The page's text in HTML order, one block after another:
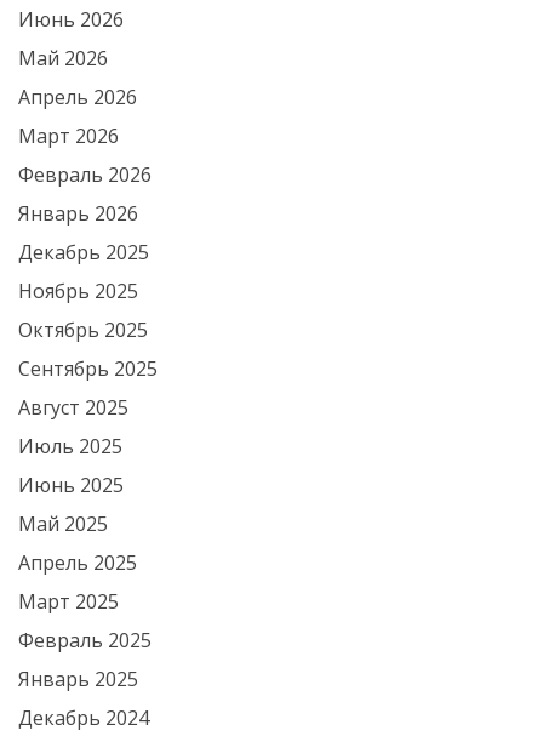
Июнь 2026
Май 2026
Апрель 2026
Март 2026
Февраль 2026
Январь 2026
Декабрь 2025
Ноябрь 2025
Октябрь 2025
Сентябрь 2025
Август 2025
Июль 2025
Июнь 2025
Май 2025
Апрель 2025
Март 2025
Февраль 2025
Январь 2025
Декабрь 2024